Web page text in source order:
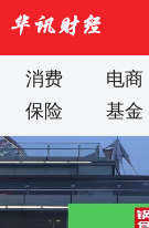
消费 电商
保险
基金